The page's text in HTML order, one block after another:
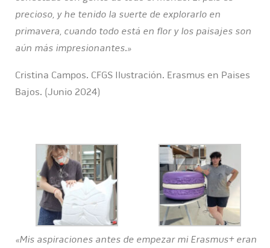
precioso, y he tenido la suerte de explorarlo en
primavera, cuando todo está en flor y los paisajes son
aún más impresionantes.»
Cristina Campos. CFGS Ilustración. Erasmus en Paises
Bajos. (Junio 2024)
«Mis aspiraciones antes de empezar mi Erasmus+ eran